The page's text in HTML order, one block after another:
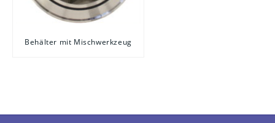
Behälter mit Mischwerkzeug